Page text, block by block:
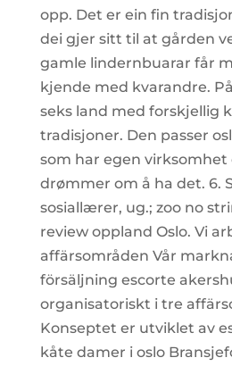
opp. Det er ein fin
dei gjer sitt til at gården
gamle lindernbuarar får
kjende med kvarandre.
seks land med forskjellig
tradisjoner. Den passer
som har egen virksomhet
drømmer om å ha det. 6.
sosiallærer, ug.; zoo no
review oppland Oslo. Vi
affärsområden Vår
försäljning escorte
organisatoriskt i tre
Konseptet er utviklet av
kåte damer i oslo